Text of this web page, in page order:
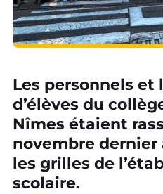
Les personnels et
d’élèves du
Nîmes étaient
novembre
les grilles de
scolaire.